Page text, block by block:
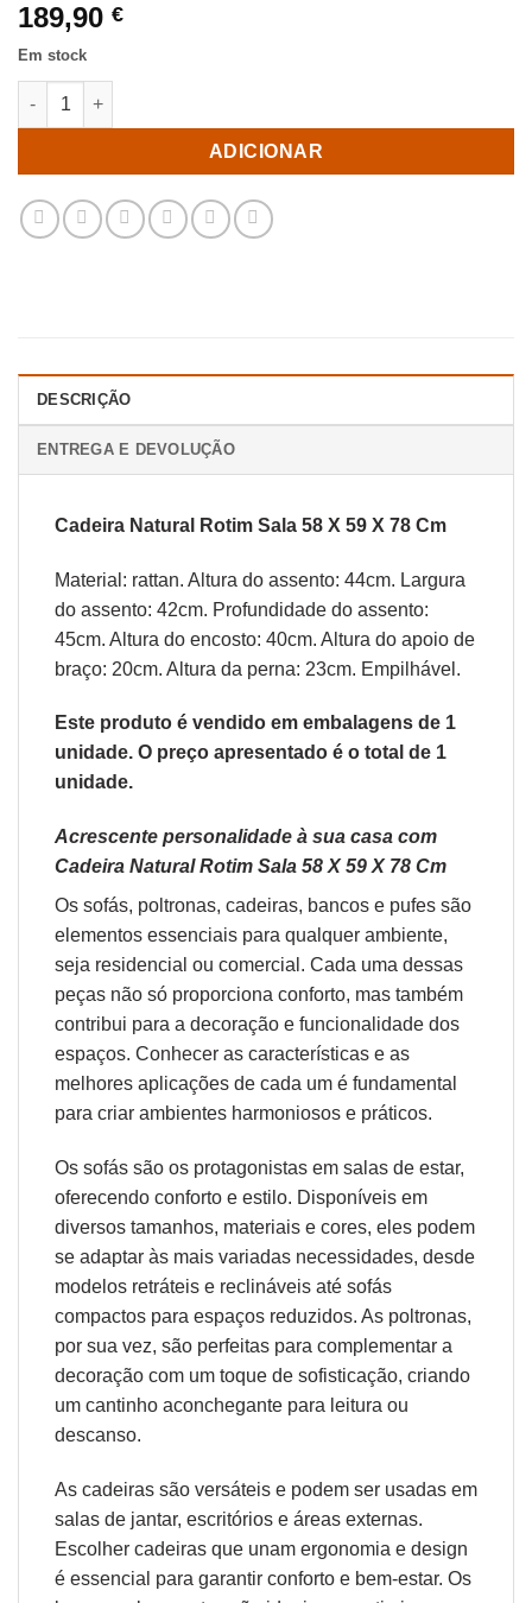
189,90 €
Em stock
Quantidade de Cadeira Natural Rotim Sala 58 X 59 X 78 Cm
ADICIONAR
DESCRIÇÃO
ENTREGA E DEVOLUÇÃO
Cadeira Natural Rotim Sala 58 X 59 X 78 Cm
Material: rattan. Altura do assento: 44cm. Largura
do assento: 42cm. Profundidade do assento:
45cm. Altura do encosto: 40cm. Altura do apoio de
braço: 20cm. Altura da perna: 23cm. Empilhável.
Este produto é vendido em embalagens de 1
unidade. O preço apresentado é o total de 1
unidade.
Acrescente personalidade à sua casa com
Cadeira Natural Rotim Sala 58 X 59 X 78 Cm
Os sofás, poltronas, cadeiras, bancos e pufes são
elementos essenciais para qualquer ambiente,
seja residencial ou comercial. Cada uma dessas
peças não só proporciona conforto, mas também
contribui para a decoração e funcionalidade dos
espaços. Conhecer as características e as
melhores aplicações de cada um é fundamental
para criar ambientes harmoniosos e práticos.
Os sofás são os protagonistas em salas de estar,
oferecendo conforto e estilo. Disponíveis em
diversos tamanhos, materiais e cores, eles podem
se adaptar às mais variadas necessidades, desde
modelos retráteis e reclináveis até sofás
compactos para espaços reduzidos. As poltronas,
por sua vez, são perfeitas para complementar a
decoração com um toque de sofisticação, criando
um cantinho aconchegante para leitura ou
descanso.
As cadeiras são versáteis e podem ser usadas em
salas de jantar, escritórios e áreas externas.
Escolher cadeiras que unam ergonomia e design
é essencial para garantir conforto e bem-estar. Os